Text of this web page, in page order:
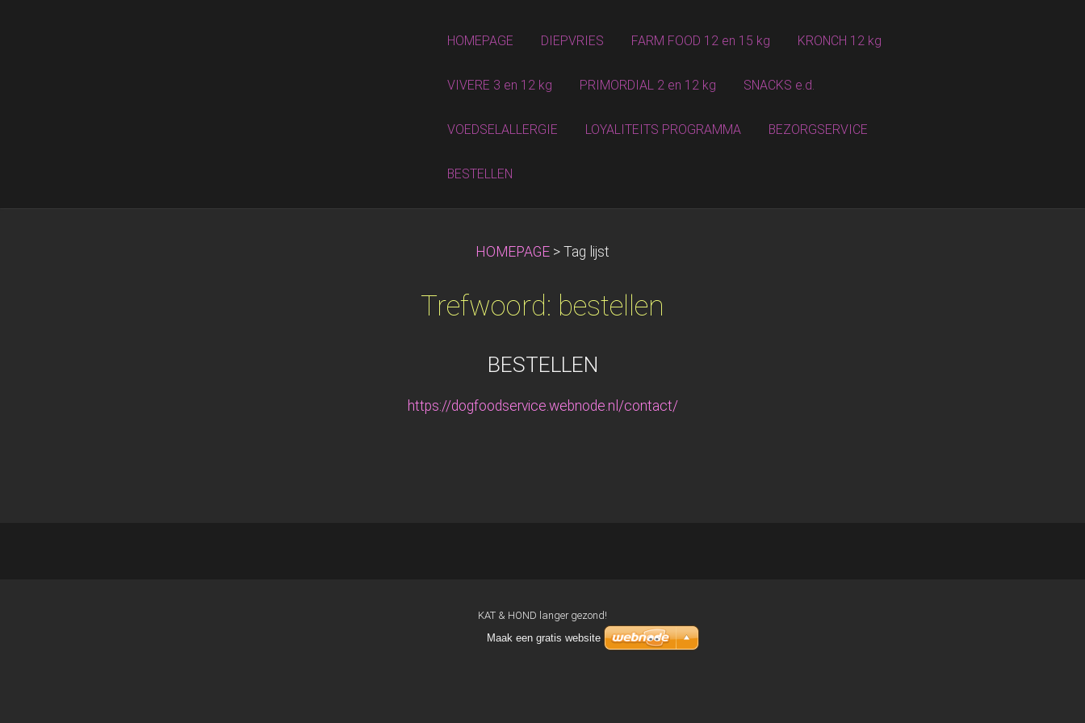
HOMEPAGE DIEPVRIES FARM FOOD 12 en 15 kg KRONCH 12 kg
VIVERE 3 en 12 kg PRIMORDIAL 2 en 12 kg SNACKS e.d.
VOEDSELALLERGIE LOYALITEITS PROGRAMMA BEZORGSERVICE
BESTELLEN
HOMEPAGE > Tag lijst
Trefwoord: bestellen
BESTELLEN
https://dogfoodservice.webnode.nl/contact/
KAT & HOND langer gezond!
Maak een gratis website